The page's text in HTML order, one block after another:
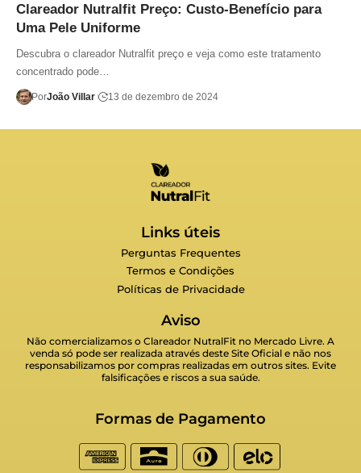
Clareador Nutralfit Preço: Custo-Benefício para
Uma Pele Uniforme
Descubra o clareador Nutralfit preço e veja como este tratamento
concentrado pode…
PorJoão Villar 13 de dezembro de 2024
Links úteis
Perguntas Frequentes
Termos e Condições
Políticas de Privacidade
Aviso
Não comercializamos o Clareador NutralFit no Mercado Livre. A
venda só pode ser realizada através deste Site Oficial e não nos
responsabilizamos por compras realizadas em outros sites. Evite
falsificações e riscos a sua saúde.
Formas de Pagamento